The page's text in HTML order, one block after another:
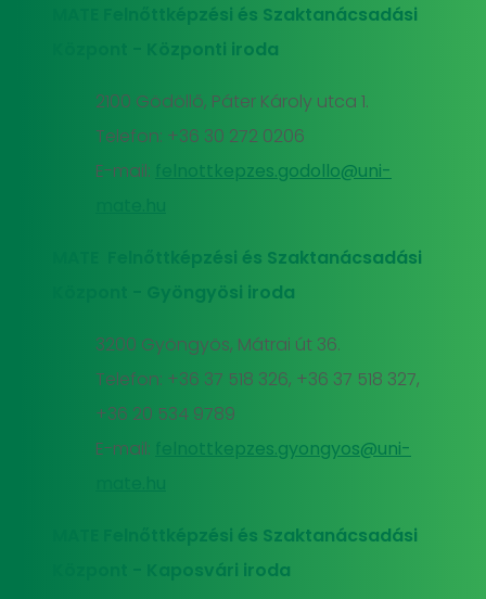
MATE Felnőttképzési és Szaktanácsadási
Központ - Központi iroda
2100 Gödöllő, Páter Károly utca 1.
Telefon: +36 30 272 0206
E-mail:
felnottkepzes.godollo@uni-
MATE Felnőttképzési és Szaktanácsadási
Központ - Gyöngyösi iroda
3200 Gyöngyös, Mátrai út 36.
Telefon: +36 37 518 326, +36 37 518 327,
+36 20 534 9789
E-mail:
felnottkepzes.gyongyos@uni-
MATE Felnőttképzési és Szaktanácsadási
Központ - Kaposvári iroda